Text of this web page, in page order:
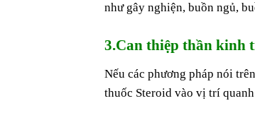
như gây nghiện, buồn ngủ,
3.Can thiệp thần kinh
Nếu các phương pháp nói
thuốc Steroid vào vị trí